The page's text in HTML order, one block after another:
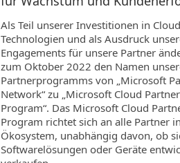
Als Teil unserer Investitionen in
Technologien und als Ausdruck
Engagements für unsere Partner
zum Oktober 2022 den Namen
Partnerprogramms von „Microsoft
Network“ zu „Microsoft Cloud Partner
Program“. Das Microsoft Cloud
Program richtet sich an alle Partner
Ökosystem, unabhängig davon, ob
Softwarelösungen oder Geräte